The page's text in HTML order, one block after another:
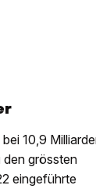
10,9
den grössten
eingeführte